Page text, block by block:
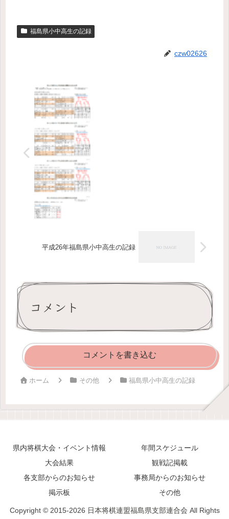
福島県小中高生の記録
czw02626
平成26年福島県小中高生の記録
コメント
コメントを書き込む
ホーム その他 福島県小中高生の記録
県内将棋大会・イベント情報
年間スケジュール
大会結果
観戦記掲載
各支部からのお知らせ
事務局からのお知らせ
掲示板
その他
Copyright © 2015-2026 日本将棋連盟福島県支部連合会 All Rights